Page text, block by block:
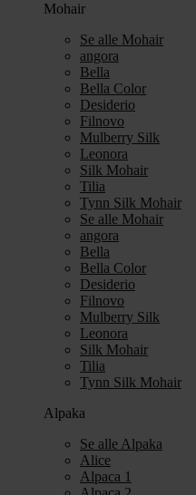
Mohair
Se alle Mohair
angora
Bella
Bella Color
Desiderio
Filnovo
Mulberry Silk
Leonora
Silk Mohair
Tilia
Tynn Silk Mohair
Se alle Mohair
angora
Bella
Bella Color
Desiderio
Filnovo
Mulberry Silk
Leonora
Silk Mohair
Tilia
Tynn Silk Mohair
Alpaka
Se alle Alpaka
Alice
Alpaca 1